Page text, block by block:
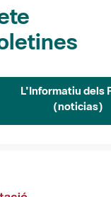
L'Informatiu dels
(noticias)